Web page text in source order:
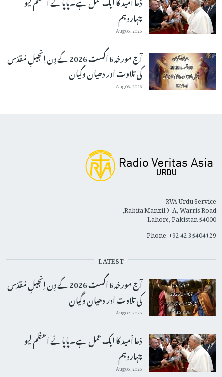
چہاردہم
Aug 06, 2026
آج مورخہ 6 اگست 2026 کے دِن اِنجیلِ مُقدّس
کی تلاوت اور دھیان وگیان
Aug 06, 2026
RVA Urdu Service
Rabita Manzil 9-A, Warris Road,
Lahore, Pakistan 54000
Phone: +92 42 35404129
LATEST
آج مورخہ 6 اگست 2026 کے دِن اِنجیلِ مُقدّس
کی تلاوت اور دھیان وگیان
Aug 07, 2026
دْعا اْمید کا ایک عمل ہے۔پاپائے اعظم لیو
چہاردہم
Aug 06, 2026